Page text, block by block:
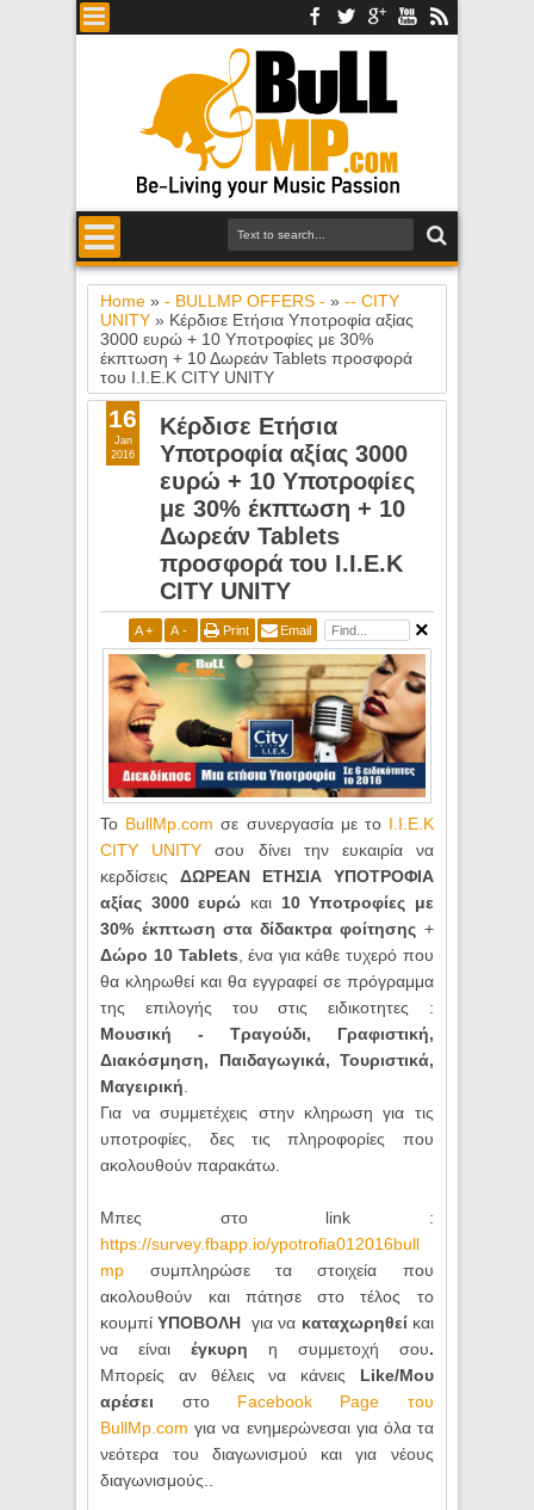
Home »- BULLMP OFFERS - »-- CITY
UNITY » Κέρδισε Ετήσια Υποτροφία αξίας
3000 ευρώ + 10 Υποτροφίες με 30%
έκπτωση + 10 Δωρεάν Tablets προσφορά
του I.I.E.K CITY UNITY
Κέρδισε Ετήσια
Υποτροφία αξίας 3000
ευρώ + 10 Υποτροφίες
με 30% έκπτωση + 10
Δωρεάν Tablets
προσφορά του I.I.E.K
CITY UNITY
A + A - Print Email
Το BullMp.com σε συνεργασία με το I.I.E.K
CITY UNITY σου δίνει την ευκαιρία να
κερδίσειςΔΩΡΕΑΝ ΕΤΗΣΙΑ ΥΠΟΤΡΟΦIΑ
αξίας 3000 ευρώ και 10 Υποτροφίες με
30% έκπτωση στα δίδακτρα φοίτησης +
Δώρο 10 Tablets, ένα για κάθε τυχερό που
θα κληρωθεί και θα εγγραφεί σε πρόγραμμα
της επιλογής του στις ειδικοτητες :
Μουσική - Τραγούδι, Γραφιστική,
Διακόσμηση, Παιδαγωγικά, Τουριστικά,
Μαγειρική.
Για να συμμετέχεις στην κληρωση για τις
υποτροφίες, δες τις πληροφορίες που
ακολουθούν παρακάτω.
Μπες στο link :
https://survey.fbapp.io/ypotrofia012016bull
mp συμπληρώσε τα στοιχεία που
ακολουθούν και πάτησε στο τέλος το
κουμπίΥΠΟΒΟΛΗ για να καταχωρηθείκαι
να είναιέγκυρη η συμμετοχή σου.
Μπορείς αν θέλεις να κάνεις Like/Μου
αρέσει στο Facebook Page του
BullMp.com για να ενημερώνεσαι για όλα τα
νεότερα του διαγωνισμού και για νέους
διαγωνισμούς..
16
Jan
2016